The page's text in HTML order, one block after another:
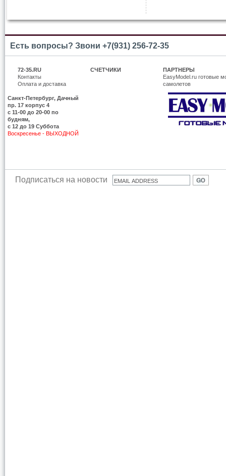
Есть вопросы? Звони +7(931) 256-72-35
72-35.RU
Контакты
Оплата и доставка
Санкт-Петербург, Дачный
пр. 17 корпус 4
c 11-00 до 20-00 по
будням,
с 12 до 19 Суббота
Воскресенье - ВЫХОДНОЙ
СЧЕТЧИКИ
ПАРТНЕРЫ
EasyModel.ru готовые
самолетов
Подписаться на новости